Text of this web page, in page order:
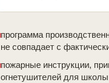
программа
не совпадает с
пожарные инструкции,
огнетушителей для